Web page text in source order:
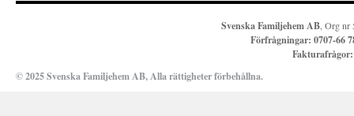
Svenska Familjehem AB, Org nr
Förfrågningar: 0707-66
© 2025 Svenska Familjehem AB, Alla rättigheter förbehållna.